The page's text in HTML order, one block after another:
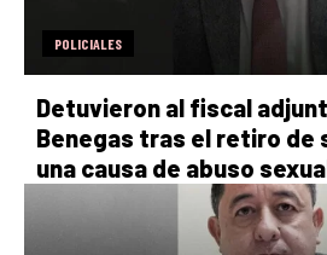
POLICIALES
Detuvieron al fiscal
Benegas tras el retiro de
una causa de abuso